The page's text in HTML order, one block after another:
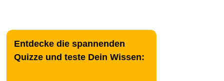
Entdecke die spannenden
Quizze und teste Dein Wissen: